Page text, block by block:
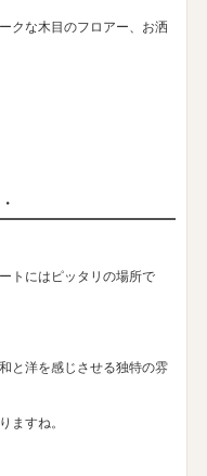
クな木目のフロアー、お洒
トにはピッタリの場所で
と洋を感じさせる独特の雰
ますね。